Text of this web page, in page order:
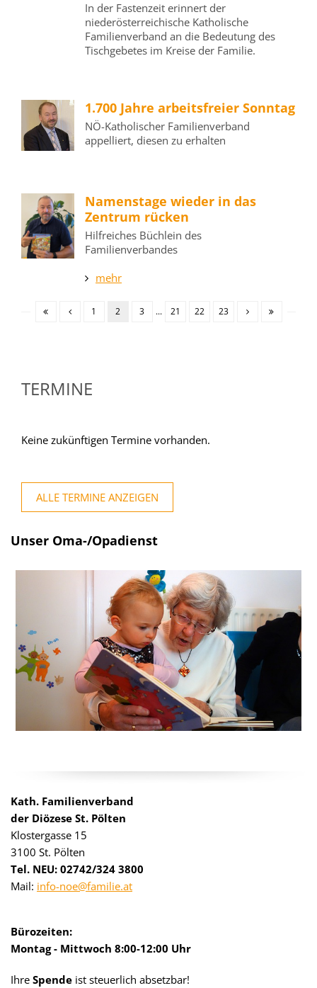
In der Fastenzeit erinnert der
niederösterreichische Katholische
Familienverband an die Bedeutung des
Tischgebetes im Kreise der Familie.
1.700 Jahre arbeitsfreier Sonntag
NÖ-Katholischer Familienverband
appelliert, diesen zu erhalten
Namenstage wieder in das
Zentrum rücken
Hilfreiches Büchlein des
Familienverbandes
mehr
1 2 3 ... 21 22 23
TERMINE
Keine zukünftigen Termine vorhanden.
ALLE TERMINE ANZEIGEN
Unser Oma-/Opadienst
Kath. Familienverband
der Diözese St. Pölten
Klostergasse 15
3100 St. Pölten
Tel. NEU: 02742/324 3800
Mail: info-noe@familie.at
Bürozeiten:
Montag - Mittwoch 8:00-12:00 Uhr
Ihre Spende ist steuerlich absetzbar!